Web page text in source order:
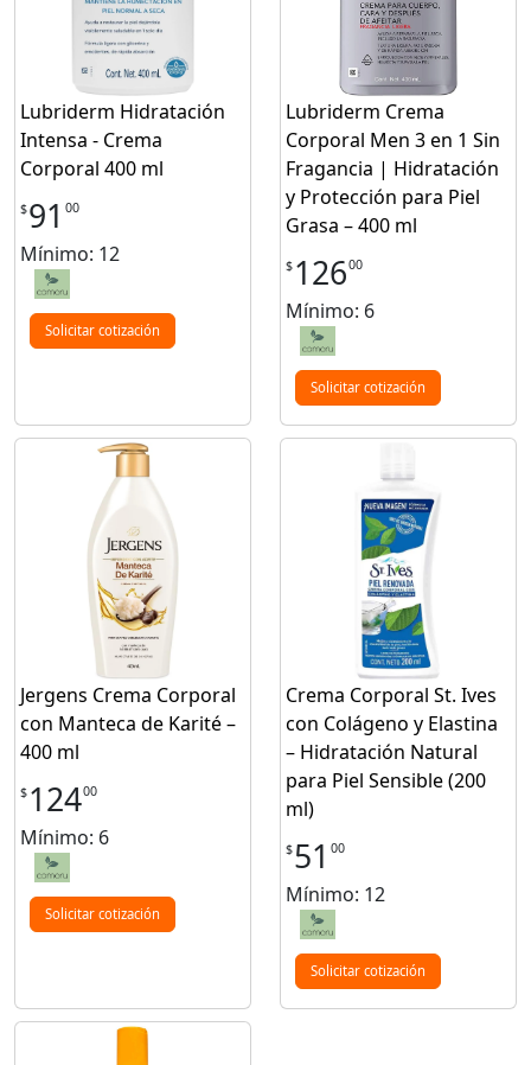
Lubriderm Hidratación
Intensa - Crema
Corporal 400 ml
$91 00
Mínimo: 12
Solicitar cotización
Lubriderm Crema
Corporal Men 3 en 1 Sin
Fragancia | Hidratación
y Protección para Piel
Grasa – 400 ml
$ 12600
Mínimo: 6
Solicitar cotización
Jergens Crema Corporal
con Manteca de Karité –
400 ml
$ 12400
Mínimo: 6
Solicitar cotización
Crema Corporal St. Ives
con Colágeno y Elastina
– Hidratación Natural
para Piel Sensible (200
ml)
$51 00
Mínimo: 12
Solicitar cotización